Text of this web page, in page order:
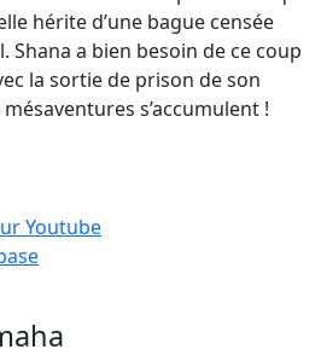
hérite d’une bague censée
a bien besoin de ce coup
la sortie de prison de son
s’accumulent !
Youtube